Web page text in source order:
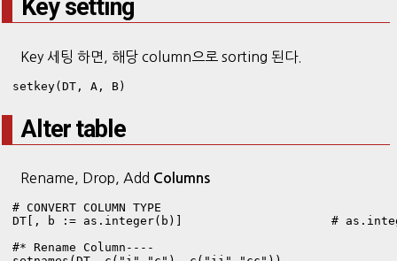
Key setting
Key 세팅 하면, 해당 column으로 sorting 된다.
setkey(DT, A, B)
Alter table
Rename, Drop, Add Columns
# CONVERT COLUMN TYPE
DT[, b := as.integer(b)]                     #
#* Rename Column----